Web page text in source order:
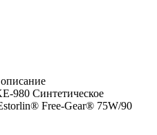
980 Синтетическое
Free-Gear® 75W/90